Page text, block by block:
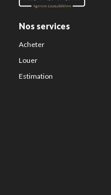
Nos services
Acheter
Louer
Estimation